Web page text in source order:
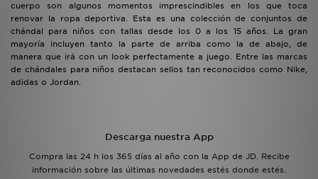
cuerpo son algunos momentos imprescindibles en los que toca
renovar la ropa deportiva. Esta es una colección de conjuntos de
chándal para niños con tallas desde los 0 a los 15 años. La gran
mayoría incluyen tanto la parte de arriba como la de abajo, de
manera que irá con un look perfectamente a juego. Entre las marcas
de chándales para niños destacan sellos tan reconocidos como Nike,
adidas o Jordan.
Descarga nuestra App
Compra las 24 h los 365 días al año con la App de JD. Recibe
información sobre las últimas novedades estés donde estés.